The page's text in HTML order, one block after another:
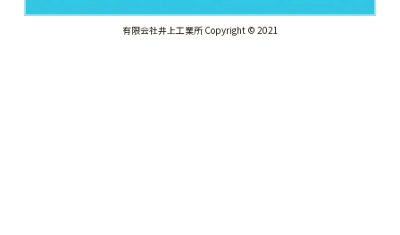
有限会社井上工業所 Copyright © 2021